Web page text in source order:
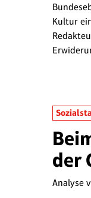
Kultur
der
Analyse